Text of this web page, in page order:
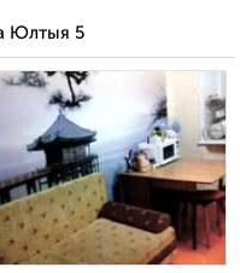
Юлтыя 5